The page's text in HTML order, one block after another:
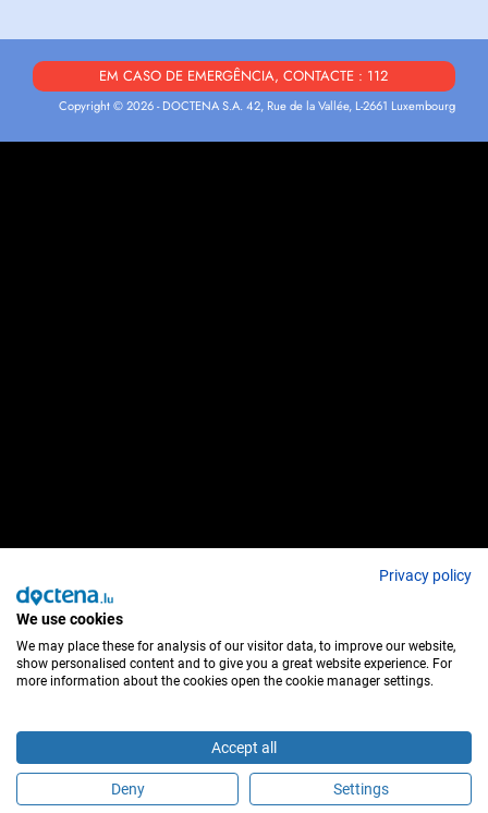
É este profissional de saúde?
EM CASO DE EMERGÊNCIA, CONTACTE : 112
Copyright © 2026 - DOCTENA S.A. 42, Rue de la Vallée, L-2661 Luxembourg
Privacy policy
We use cookies
We may place these for analysis of our visitor data, to improve our website,
show personalised content and to give you a great website experience. For
more information about the cookies open the cookie manager settings.
Accept all
Deny Settings